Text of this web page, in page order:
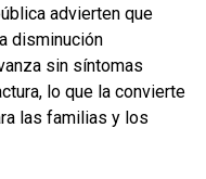
advierten que
disminución
sin síntomas
lo que la convierte
las familias y los